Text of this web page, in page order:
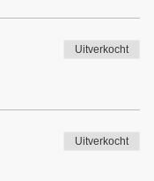
Uitverkocht
Uitverkocht